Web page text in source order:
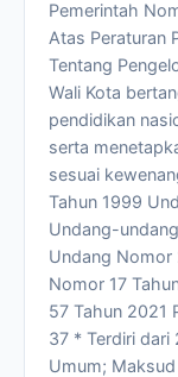
Pemerintah
Atas Peraturan
Tentang
Wali Kota
pendidikan
serta
sesuai
Tahun 1999
Undang-
Undang Nomor
Nomor 17
57 Tahun 2021
37 * Terdiri dari
Umum; Maksud dan Tujuan, Raung Lingkup Layanan